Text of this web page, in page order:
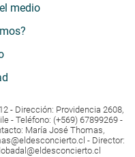
medio
- Dirección: Providencia 2608,
- Teléfono: (+569) 67899269 -
María José Thomas,
- Director: